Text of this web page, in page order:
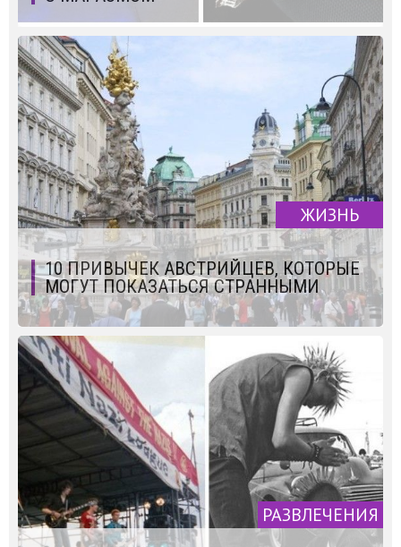
ЖИЗНЬ
10 ПРИВЫЧЕК АВСТРИЙЦЕВ, КОТОРЫЕ
МОГУТ ПОКАЗАТЬСЯ СТРАННЫМИ
РАЗВЛЕЧЕНИЯ